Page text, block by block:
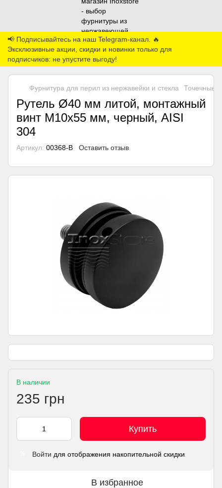
📢 Подписывайтесь на наш Telegram-канал. 🔥
Эксклюзивные акции, скидки и новинки только для
подписчиков: не упустите выгоду!
Фурнитура для перил из нержавейки и стекла Точечные
Рутель Ø40 мм литой, монтажный
винт М10х55 мм, черный, AISI
304
Артикул: 00368-B Оставить отзыв
В наличии
235 грн
Купить
Войти для отображения накопительной скидки
В избранное